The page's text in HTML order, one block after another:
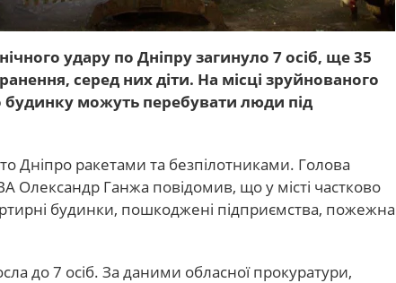
удару по Дніпру загинуло 7 осіб, ще 35
серед них діти. На місці зруйнованого
можуть перебувати люди під
Дніпро ракетами та безпілотниками. Голова
Олександр Ганжа повідомив, що у місті частково
будинки, пошкоджені підприємства, пожежна
до 7 осіб. За даними обласної прокуратури,